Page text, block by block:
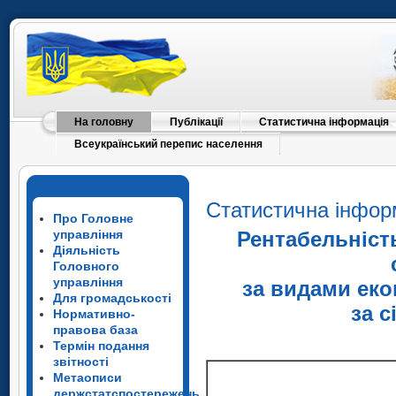
На головну Публікації
Статистична інформація
Всеукраїнський перепис населення
Про Головне
управління
Діяльність
Головного
управління
Для громадськості
Нормативно-
правова база
Термін подання
звітності
Метаописи
Статистична
за видами
за